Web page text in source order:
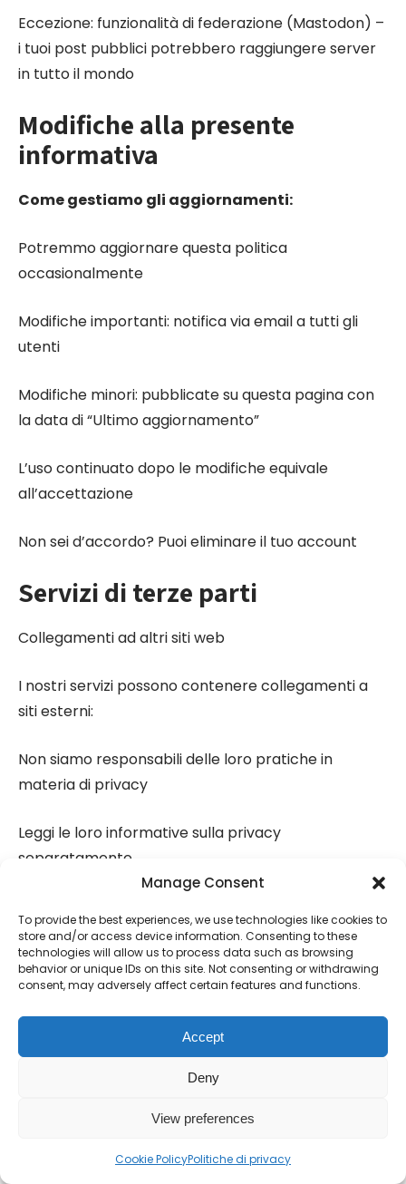
Manage Consent
To provide the best experiences, we use technologies like cookies to
store and/or access device information. Consenting to these
technologies will allow us to process data such as browsing
behavior or unique IDs on this site. Not consenting or withdrawing
consent, may adversely affect certain features and functions.
Accept
Deny
View preferences
Cookie PolicyPolitiche di privacy
Eccezione: funzionalità di federazione (Mastodon) –
i tuoi post pubblici potrebbero raggiungere server
in tutto il mondo
Modifiche alla presente
informativa
Come gestiamo gli aggiornamenti:
Potremmo aggiornare questa politica
occasionalmente
Modifiche importanti: notifica via email a tutti gli
utenti
Modifiche minori: pubblicate su questa pagina con
la data di “Ultimo aggiornamento”
L’uso continuato dopo le modifiche equivale
all’accettazione
Non sei d’accordo? Puoi eliminare il tuo account
Servizi di terze parti
Collegamenti ad altri siti web
I nostri servizi possono contenere collegamenti a
siti esterni:
Non siamo responsabili delle loro pratiche in
materia di privacy
Leggi le loro informative sulla privacy
separatamente
Servizi Federati
Post pubblici federati ad altri server
Non controlliamo le pratiche sulla privacy di altri